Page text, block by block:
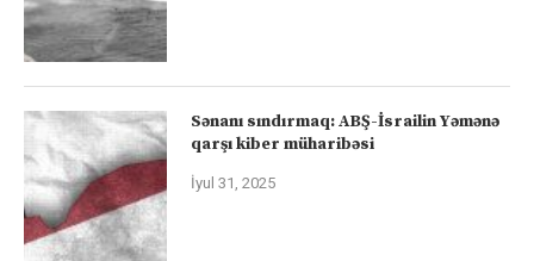
Sənanı sındırmaq: ABŞ-İsrailin Yəmənə
qarşı kiber müharibəsi
İyul 31, 2025